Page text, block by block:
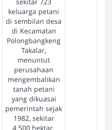
keluarga petani
di sembilan desa
di Kecamatan
Polongbangkeng
Takalar,
menuntut
perusahaan
mengembalikan
tanah petani
yang dikuasai
pemerintah sejak
1982, sekitar
4.500 hektar.